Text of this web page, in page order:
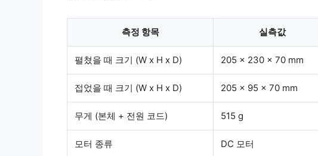
측정 항목 실측값
펼쳤을 때 크기 (W x H x D) 205 x 230 x 70 mm
접었을 때 크기 (W x H x D) 205 x 95 x 70 mm
무게 (본체 + 전원 코드) 515 g
모터 종류 DC 모터